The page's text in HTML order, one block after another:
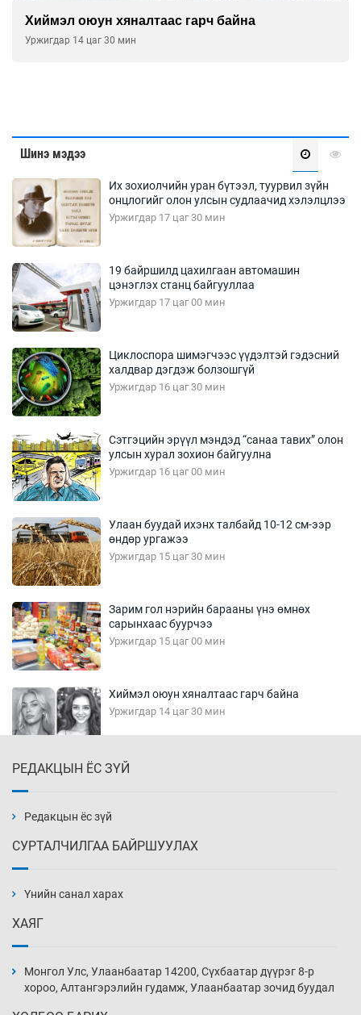
Хиймэл оюун хяналтаас гарч байна
Уржигдар 14 цаг 30 мин
Шинэ мэдээ
Их зохиолчийн уран бүтээл, туурвил зүйн
онцлогийг олон улсын судлаачид хэлэлцлээ
Уржигдар 17 цаг 30 мин
19 байршилд цахилгаан автомашин
цэнэглэх станц байгууллаа
Уржигдар 17 цаг 00 мин
Циклоспора шимэгчээс үүдэлтэй гэдэсний
халдвар дэгдэж болзошгүй
Уржигдар 16 цаг 30 мин
Сэтгэцийн эрүүл мэндэд “санаа тавих” олон
улсын хурал зохион байгуулна
Уржигдар 16 цаг 00 мин
Улаан буудай ихэнх талбайд 10-12 см-ээр
өндөр ургажээ
Уржигдар 15 цаг 30 мин
Зарим гол нэрийн барааны үнэ өмнөх
сарынхаас буурчээ
Уржигдар 15 цаг 00 мин
Хиймэл оюун хяналтаас гарч байна
Уржигдар 14 цаг 30 мин
Уржигдар 14 цаг 00 мин
нэмэгджээ
Уржигдар 13 цаг 30 мин
РЕДАКЦЫН ЁС ЗҮЙ
Редакцын ёс зүй
СУРТАЛЧИЛГАА БАЙРШУУЛАХ
Үнийн санал харах
ХАЯГ
Монгол Улс, Улаанбаатар 14200, Сүхбаатар дүүрэг 8-р
хороо, Алтангэрэлийн гудамж, Улаанбаатар зочид буудал